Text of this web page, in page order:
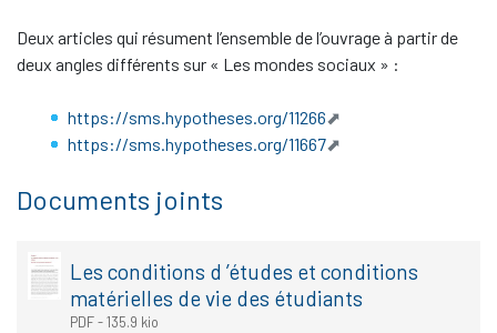
Deux articles qui résument l’ensemble de l’ouvrage à partir de
deux angles différents sur « Les mondes sociaux » :
https://sms.hypotheses.org/11266
https://sms.hypotheses.org/11667
Documents joints
Les conditions d ’études et conditions
matérielles de vie des étudiants
PDF-135.9 kio